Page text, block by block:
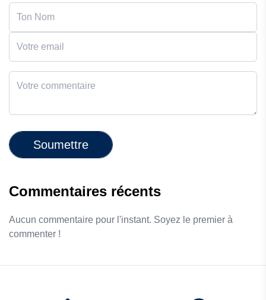
Soumettre
Commentaires récents
Aucun commentaire pour l'instant. Soyez le premier à
commenter !